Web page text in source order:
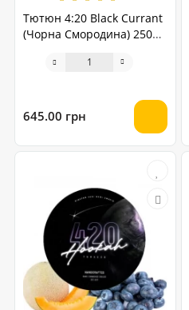
Тютюн 4:20 Black Currant
(Чорна Смородина) 250
645.00 грн